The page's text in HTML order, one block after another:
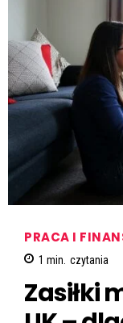
PRACA I
1 min. czytania
Zasiłki